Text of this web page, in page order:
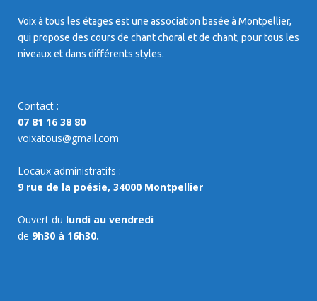
Voix à tous les étages est une association basée à Montpellier,
qui propose des cours de chant choral et de chant, pour tous les
niveaux et dans différents styles.
Contact :
07 81 16 38 80
voixatous@gmail.com
Locaux administratifs :
9 rue de la poésie, 34000 Montpellier
Ouvert du lundi au vendredi
de 9h30 à 16h30.